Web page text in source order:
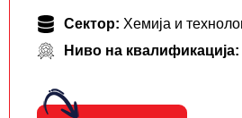
Сектор: Хемија и
Ниво на квалификација: